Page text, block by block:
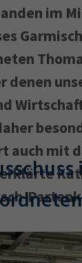
im
denen
auch mit